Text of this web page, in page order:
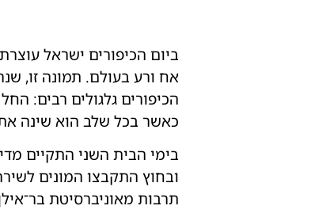
ביום הכיפורים ישראל
אח ורע בעולם. תמונה זו,
הכיפורים גלגולים רבים:
כאשר בכל שלב הוא שינה
בימי הבית השני התקיים
ובחוץ התקבצו המונים
תרבות מאוניברסיטת